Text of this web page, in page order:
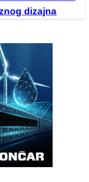
dizajna